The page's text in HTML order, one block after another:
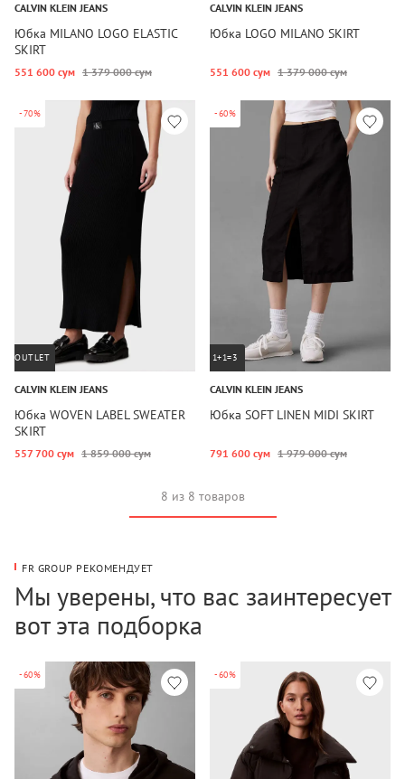
CALVIN KLEIN JEANS
Юбка MILANO LOGO ELASTIC
SKIRT
551 600 сум 1 379 000 сум
CALVIN KLEIN JEANS
Юбка LOGO MILANO SKIRT
551 600 сум 1 379 000 сум
-70%
OUTLET
CALVIN KLEIN JEANS
Юбка WOVEN LABEL SWEATER
SKIRT
557 700 сум 1 859 000 сум
-60%
1+1=3
CALVIN KLEIN JEANS
Юбка SOFT LINEN MIDI SKIRT
791 600 сум 1 979 000 сум
8 из 8 товаров
FR GROUP РЕКОМЕНДУЕТ
Мы уверены, что вас заинтересует
вот эта подборка
-60% -60%